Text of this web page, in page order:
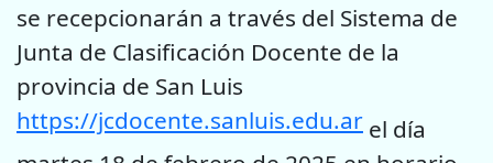
se recepcionarán a través del Sistema de
Junta de Clasificación Docente de la
provincia de San Luis
https://jcdocente.sanluis.edu.ar el día